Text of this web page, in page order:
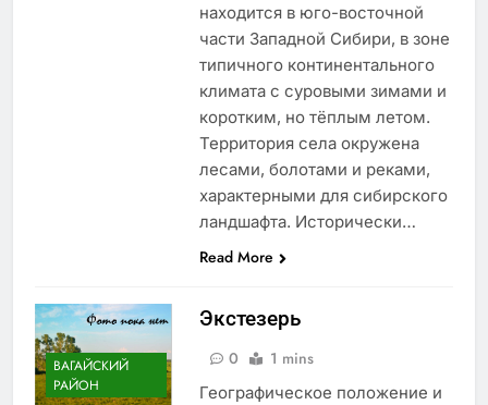
находится в юго-восточной
части Западной Сибири, в зоне
типичного континентального
климата с суровыми зимами и
коротким, но тёплым летом.
Территория села окружена
лесами, болотами и реками,
характерными для сибирского
ландшафта. Исторически…
Read More
ВАГАЙСКИЙ
РАЙОН
Экстезерь
0 1 mins
Географическое положение и